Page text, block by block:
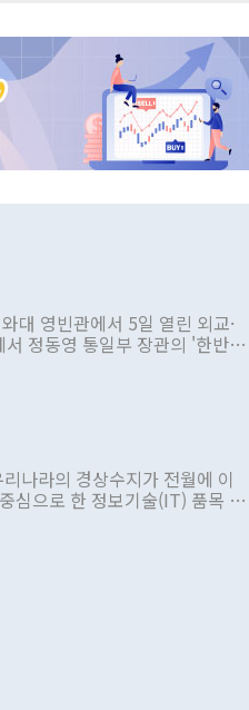
대 영빈관에서 5일 열린 외교·
정동영 통일부 장관의 '한반도
을 정책으로 추진하겠다고 공
비판을 내놨다. 그동안 정 장
은 여러 번 있지만 대통령과 유
명한 것은 이례적이다. 정 장
한다는 목소리도 높아지고 있
나라의 경상수지가 전월에 이
심으로 한 정보기술(IT) 품목 수